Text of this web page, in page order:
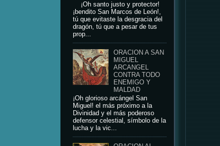
¡Oh santo justo y protector!
¡bendito San Marcos de León!,
tú que evitaste la desgracia del
dragón, tú que a pesar de tus
prop...
ORACION A SAN
MIGUEL
ARCANGEL
CONTRA TODO
ENEMIGO Y
MALDAD
¡Oh glorioso arcángel San
Miguel! el más próximo a la
Divinidad y el más poderoso
defensor celestial, símbolo de la
lucha y la vic...